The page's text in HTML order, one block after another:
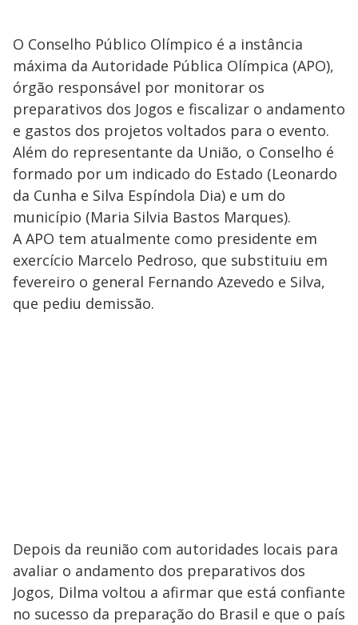
O Conselho Público Olímpico é a instância
máxima da Autoridade Pública Olímpica (APO),
órgão responsável por monitorar os
preparativos dos Jogos e fiscalizar o andamento
e gastos dos projetos voltados para o evento.
Além do representante da União, o Conselho é
formado por um indicado do Estado (Leonardo
da Cunha e Silva Espíndola Dia) e um do
município (Maria Silvia Bastos Marques).
A APO tem atualmente como presidente em
exercício Marcelo Pedroso, que substituiu em
fevereiro o general Fernando Azevedo e Silva,
que pediu demissão.
Depois da reunião com autoridades locais para
avaliar o andamento dos preparativos dos
Jogos, Dilma voltou a afirmar que está confiante
no sucesso da preparação do Brasil e que o país